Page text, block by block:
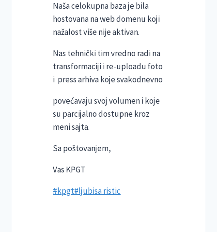
Naša celokupna baza je bila
hostovana na web domenu koji
nažalost više nije aktivan.
Nas tehnički tim vredno radi na
transformaciji i re-uploadu foto
i press arhiva koje svakodnevno
povećavaju svoj volumen i koje
su parcijalno dostupne kroz
meni sajta.
Sa poštovanjem,
Vas KPGT
Post
#kpgt#ljubisa ristic